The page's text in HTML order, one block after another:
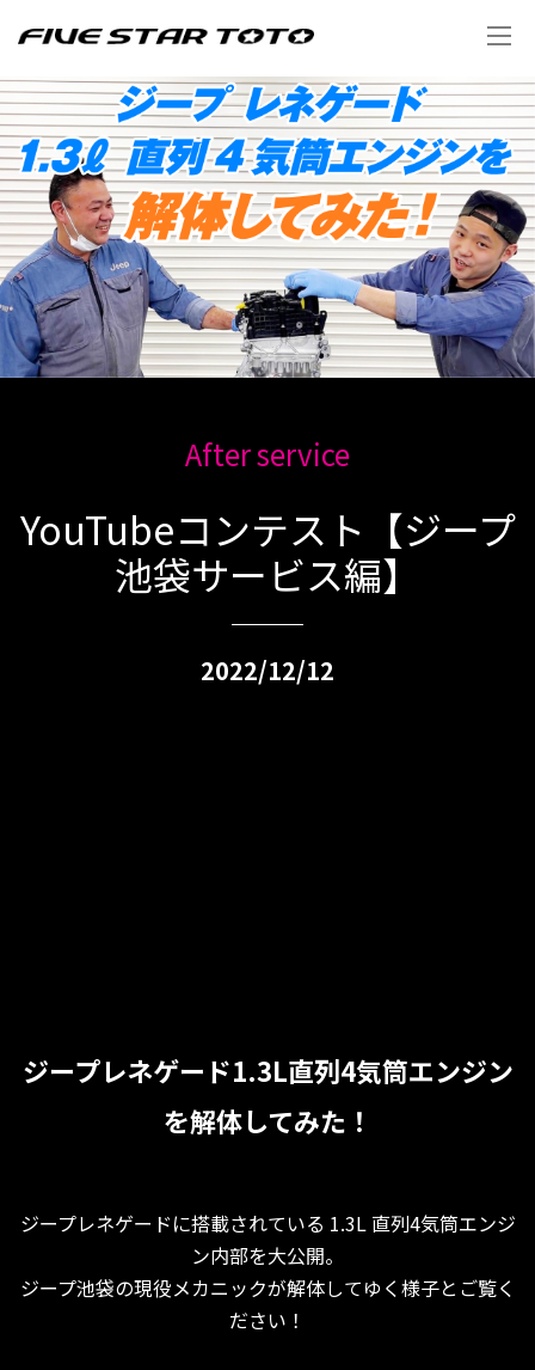
After service
YouTubeコンテスト【ジープ
池袋サービス編】
2022/12/12
ジープレネゲード1.3L直列4気筒エンジン
を解体してみた！
ジープレネゲードに搭載されている 1.3L 直列4気筒エンジ
ン内部を大公開。
ジープ池袋の現役メカニックが解体してゆく様子とご覧く
ださい！